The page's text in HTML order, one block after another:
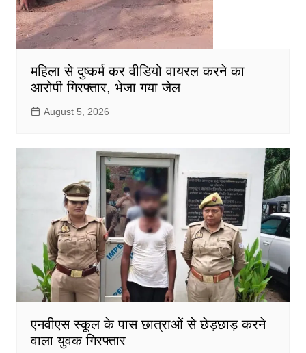
महिला से दुष्कर्म कर वीडियो वायरल करने का
आरोपी गिरफ्तार, भेजा गया जेल
August 5, 2026
एनवीएस स्कूल के पास छात्राओं से छेड़छाड़ करने
वाला युवक गिरफ्तार